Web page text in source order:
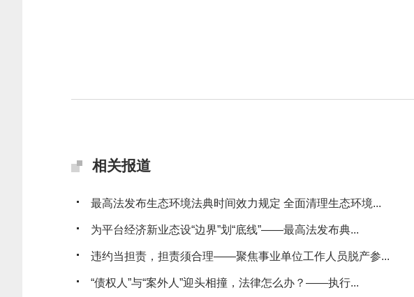
相关报道
最高法发布生态环境法典时间效力规定 全面清理生态环境...
为平台经济新业态设“边界”划“底线”——最高法发布典...
违约当担责，担责须合理——聚焦事业单位工作人员脱产参...
“债权人”与“案外人”迎头相撞，法律怎么办？——执行...